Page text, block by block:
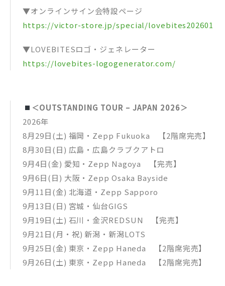
▼オンラインサイン会特設ページ
https://victor-store.jp/special/lovebites202601
▼LOVEBITESロゴ・ジェネレーター
https://lovebites-logogenerator.com/
＜OUTSTANDING TOUR – JAPAN 2026＞
2026年
8月29日(土) 福岡・Zepp Fukuoka 【2階席完売】
8月30日(日) 広島・広島クラブクアトロ
9月4日(金) 愛知・Zepp Nagoya 【完売】
9月6日(日) 大阪・Zepp Osaka Bayside
9月11日(金) 北海道・Zepp Sapporo
9月13日(日) 宮城・仙台GIGS
9月19日(土) 石川・金沢REDSUN 【完売】
9月21日(月・祝) 新潟・新潟LOTS
9月25日(金) 東京・Zepp Haneda 【2階席完売】
9月26日(土) 東京・Zepp Haneda 【2階席完売】